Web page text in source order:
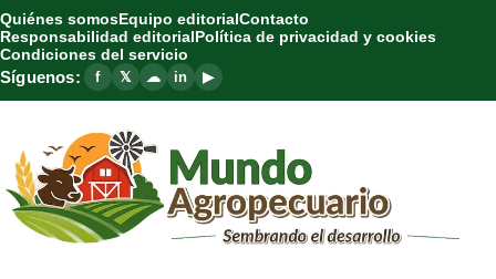
Quiénes somosEquipo editorialContacto
Responsabilidad editorialPolítica de privacidad y cookies
Condiciones del servicio
Síguenos: f 𝕏 ☁ in ▶